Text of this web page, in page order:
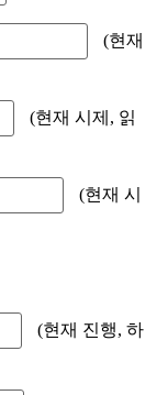
(현재
(현재 시제, 읽
(현재 시
(현재 진행, 하